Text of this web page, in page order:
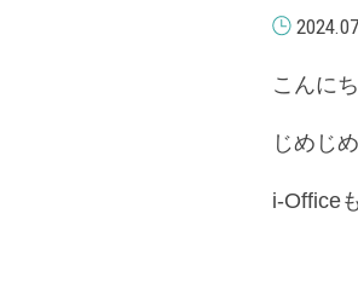
こんに
じめじ
i-Office